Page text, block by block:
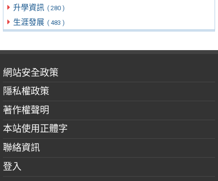
升學資訊 ( 280 )
生涯發展 ( 483 )
網站安全政策
隱私權政策
著作權聲明
本站使用正體字
聯絡資訊
登入